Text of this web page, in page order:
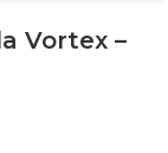
Vortex –